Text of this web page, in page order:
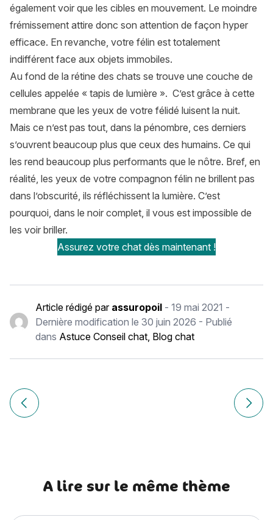
également voir que les cibles en mouvement. Le moindre
frémissement attire donc son attention de façon hyper
efficace. En revanche, votre félin est totalement
indifférent face aux objets immobiles.
Au fond de la rétine des chats se trouve une couche de
cellules appelée « tapis de lumière ». C’est grâce à cette
membrane que les yeux de votre félidé luisent la nuit.
Mais ce n’est pas tout, dans la pénombre, ces derniers
s’ouvrent beaucoup plus que ceux des humains. Ce qui
les rend beaucoup plus performants que le nôtre. Bref, en
réalité, les yeux de votre compagnon félin ne brillent pas
dans l’obscurité, ils réfléchissent la lumière. C’est
pourquoi, dans le noir complet, il vous est impossible de
les voir briller.
Assurez votre chat dès maintenant !
Article rédigé par assuropoil -19 mai 2021 -
Dernière modification le30 juin 2026 - Publié
dans Astuce Conseil chat, Blog chat
Navigation
de
Article précédent Famille d’accueil pour chats, comment
Article
A lire sur le même thème